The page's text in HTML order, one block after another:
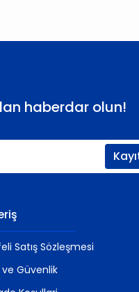
haberdar olun!
Satış Sözleşmesi
ve Güvenlik